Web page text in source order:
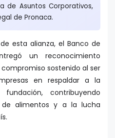
de Asuntos Corporativos,
de Pronaca.
esta alianza, el Banco de
un reconocimiento
sostenido al ser
en respaldar a la
contribuyendo
alimentos y a la lucha